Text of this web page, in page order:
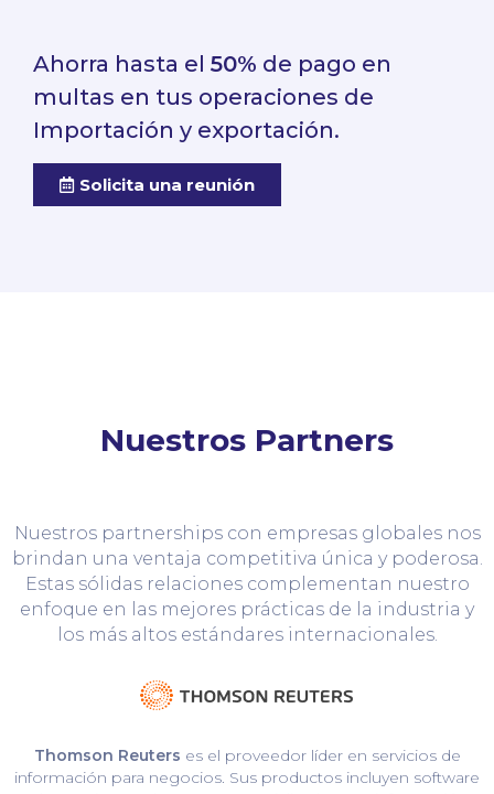
Ahorra hasta el 50% de pago en
multas en tus operaciones de
Importación y exportación.
Solicita una reunión
Nuestros Partners
Nuestros partnerships con empresas globales nos
brindan una ventaja competitiva única y poderosa.
Estas sólidas relaciones complementan nuestro
enfoque en las mejores prácticas de la industria y
los más altos estándares internacionales.
Thomson Reuters es el proveedor líder en servicios de
información para negocios. Sus productos incluyen software